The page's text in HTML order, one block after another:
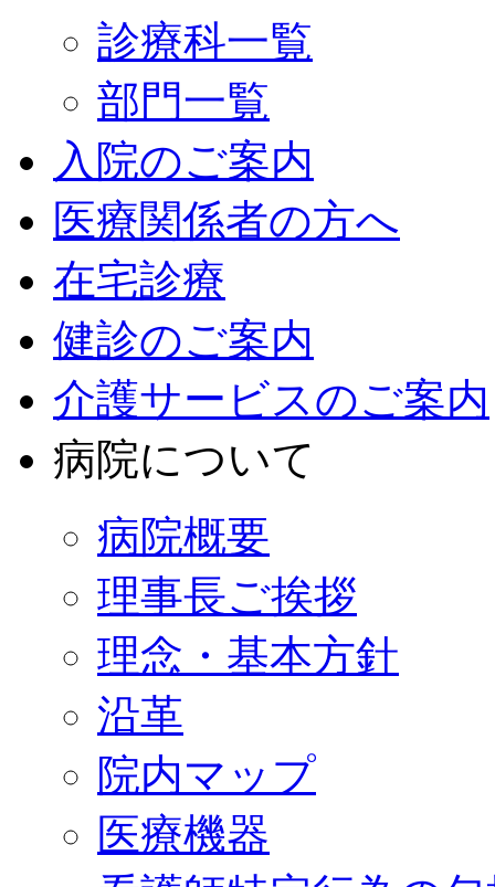
診療科一覧
部門一覧
入院のご案内
医療関係者の方へ
在宅診療
健診のご案内
介護サービスのご案内
病院について
病院概要
理事長ご挨拶
理念・基本方針
沿革
院内マップ
医療機器